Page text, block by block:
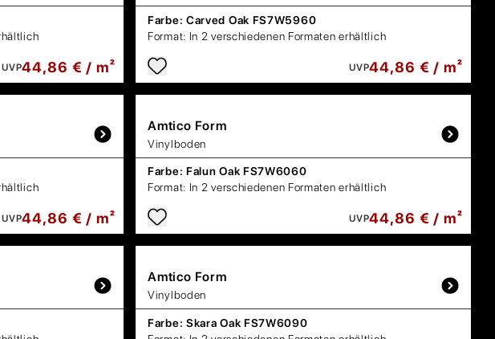
UVP44,86 € / m²
Farbe: Carved Oak FS7W5960
Format: In 2 verschiedenen Formaten erhältlich
UVP44,86 € / m²
UVP44,86 € / m²
Amtico Form
Vinylboden
Farbe: Falun Oak FS7W6060
Format: In 2 verschiedenen Formaten erhältlich
UVP44,86 € / m²
Amtico Form
Vinylboden
Farbe: Skara Oak FS7W6090